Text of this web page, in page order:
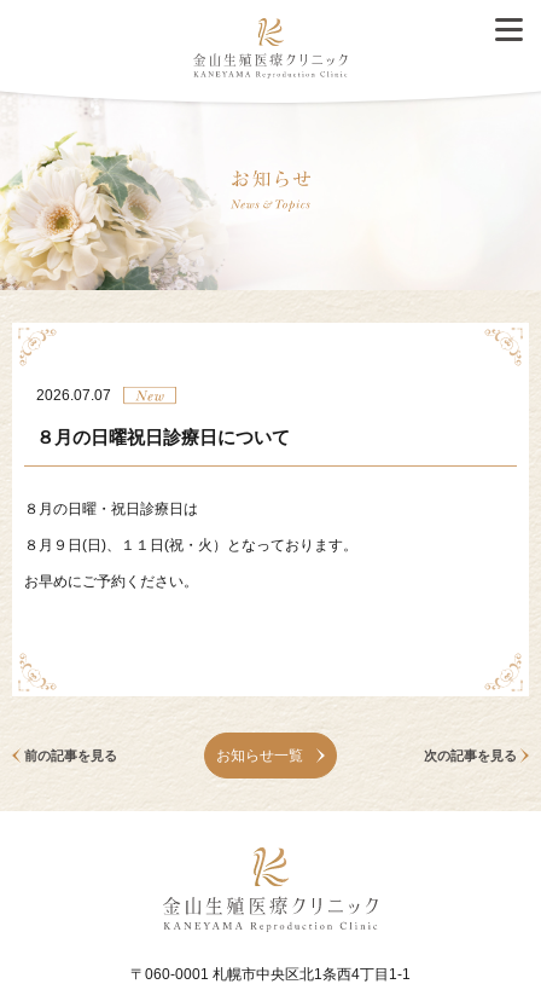
2026.07.07
８月の日曜祝日診療日について
８月の日曜・祝日診療日は
８月９日(日)、１１日(祝・火）となっております。
お早めにご予約ください。
前の記事を見る お知らせ一覧 次の記事を見る
〒060-0001 札幌市中央区北1条西4丁目1-1